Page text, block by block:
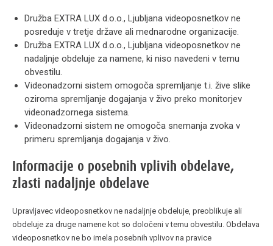
Družba EXTRA LUX d.o.o., Ljubljana videoposnetkov ne
posreduje v tretje države ali mednarodne organizacije.
Družba EXTRA LUX d.o.o., Ljubljana videoposnetkov ne
nadaljnje obdeluje za namene, ki niso navedeni v temu
obvestilu.
Videonadzorni sistem omogoča spremljanje t.i. žive slike
oziroma spremljanje dogajanja v živo preko monitorjev
videonadzornega sistema.
Videonadzorni sistem ne omogoča snemanja zvoka v
primeru spremljanja dogajanja v živo.
Informacije o posebnih vplivih obdelave,
zlasti nadaljnje obdelave
Upravljavec videoposnetkov ne nadaljnje obdeluje, preoblikuje ali
obdeluje za druge namene kot so določeni v temu obvestilu. Obdelava
videoposnetkov ne bo imela posebnih vplivov na pravice